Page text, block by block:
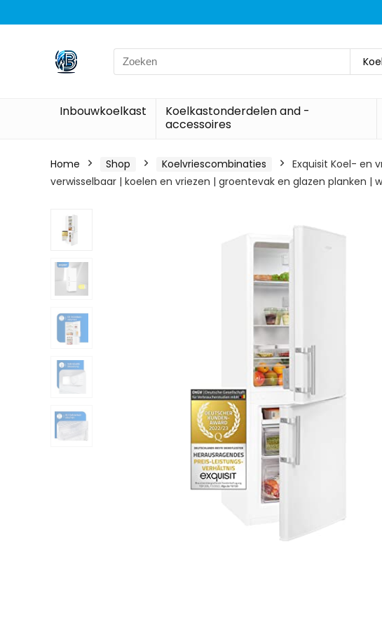
Search
for:
Inbouwkoelkast
Koelkastonderdelen and -
accessoires
Home Shop Koelvriescombinaties
Exquisit Koel- en
verwisselbaar | koelen en vriezen | groentevak en glazen planken |